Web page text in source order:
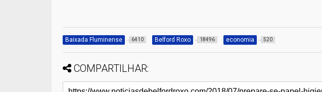
Baixada Fluminense 6410 Belford Roxo 18496 economia 520
COMPARTILHAR: